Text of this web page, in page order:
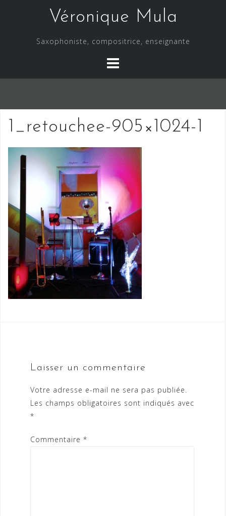
Véronique Mula
Saxophoniste, compositrice, enseignante
1_retouchee-905×1024-1
Laisser un commentaire
Votre adresse e-mail ne sera pas publiée.
Les champs obligatoires sont indiqués avec
*
Commentaire *